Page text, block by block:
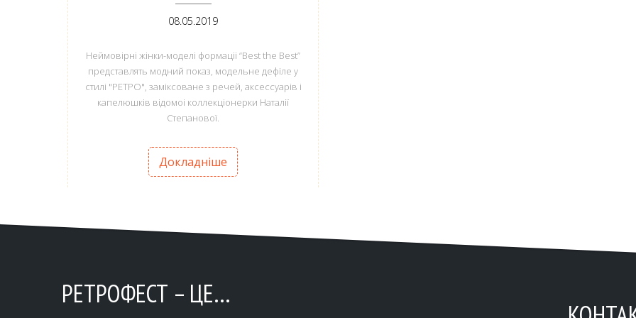
ANEMPTYTEXTLLINE
08.05.2019
Неймовірні жінки-моделі формаціі “Best the Best”
представлять модний показ, модельне дефіле у
стилі "РЕТРО", заміксоване з речей, аксессуарів і
капелюшків відомоі коллекціонерки Наталії
Степанової.
Докладніше
РЕТРОФЕСТ – ЦЕ…